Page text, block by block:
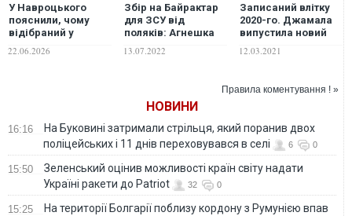
У Навроцького
пояснили, чому
відібраний у
досі є у Муссоліні,
22.06.2026
Збір на Байрактар
для ЗСУ від
поляків: Агнешка
на аукціон
13.07.2022
Записаний влітку
2020-го. Джамала
випустила новий
12.03.2021
Правила коментування ! »
НОВИНИ
16:16
На Буковині затримали стрільця, який поранив двох
поліцейських і 11 днів переховувався в селі
6 0
15:50
Зеленський оцінив можливості країн світу надати
Україні ракети до Patriot
32 0
15:25
На території Болгарії поблизу кордону з Румунією впав